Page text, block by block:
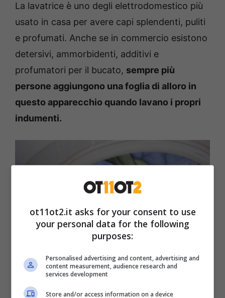
La lavatrice è uno degli elettrodomestico più
usato in casa per avere capi splendenti, puliti
e profumati. Anche se in commercio esistono
detersivi, ammorbidenti, additivi e
profumatori per il bucato, sempre più
persone aggiungono una foglia di alloro in
questo apparecchio quando lavano i propri
indumenti.
A cosa serve l’alloro nella lavatrice – ot11ot2.it
ot11ot2.it asks for your consent to use
your personal data for the following
purposes:
Personalised advertising and content, advertising and
content measurement, audience research and
services development
Store and/or access information on a device